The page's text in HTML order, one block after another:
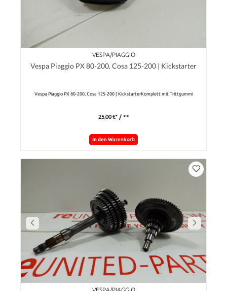
VESPA/PIAGGIO
Vespa Piaggio PX 80-200, Cosa 125-200 | Kickstarter
Vespa Piaggio PX 80-200, Cosa 125-200 | KickstarterKomplett mit Trittgummi
25,00 €* / **
In den Warenkorb
VESPA/PIAGGIO